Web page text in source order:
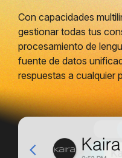
Con capacidades
gestionar todas tus
procesamiento de
fuente de datos
respuestas a cualquier